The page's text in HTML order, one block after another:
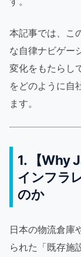
本記事では、こ
な自律ナビゲー
変化をもたらし
をどのように自
ます。
1. 【Why
インフラ
のか
日本の物流倉庫
られた「既存施